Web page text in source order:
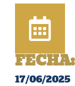
FECHA:
17/06/2025